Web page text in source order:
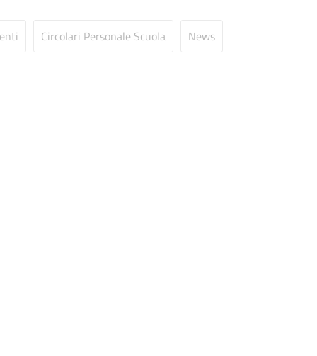
Circolari Personale Scuola News